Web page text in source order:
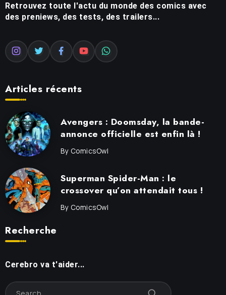
Retrouvez toute l'actu du monde des comics avec
des preniews, des tests, des trailers...
Articles récents
Avengers : Doomsday, la bande-
annonce officielle est enfin là !
By ComicsOwl
Superman Spider-Man : le
crossover qu’on attendait tous !
By ComicsOwl
Recherche
Cerebro va t'aider...